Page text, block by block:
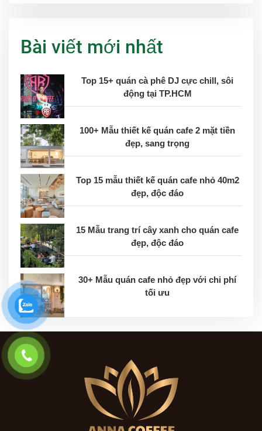
Bài viết mới nhất
Top 15+ quán cà phê DJ cực chill, sôi
động tại TP.HCM
100+ Mẫu thiết kế quán cafe 2 mặt tiền
đẹp, sang trọng
Top 15 mẫu thiết kế quán cafe nhỏ 40m2
đẹp, độc đáo
15 Mẫu trang trí cây xanh cho quán cafe
đẹp, độc đáo
30+ Mẫu quán cafe nhỏ đẹp với chi phí
tối ưu